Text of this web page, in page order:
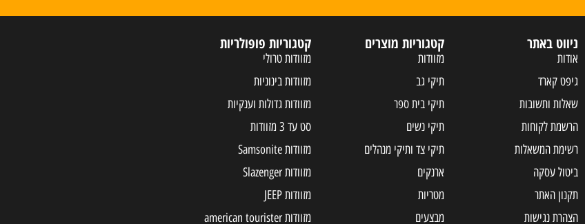
ניווט באתר
אודות
גיפט קארד
שאלות ותשובות
הרשמת לקוחות
רשימת המשאלות
ביטול עסקה
תקנון האתר
הצהרת נגישות
קטגוריות מוצרים
מזוודות
תיקי גב
תיקי בית ספר
תיקי נשים
תיקי צד ותיקי מנהלים
ארנקים
מטריות
מבצעים
קטגוריות פופולריות
מזוודות טרולי
מזוודות בינוניות
מזוודות גדולות וענקיות
סט עד 3 מזוודות
מזוודות Samsonite
מזוודות Slazenger
מזוודות JEEP
מזוודות american tourister